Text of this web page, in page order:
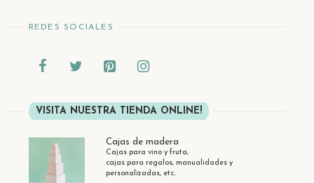
REDES SOCIALES
VISITA NUESTRA TIENDA ONLINE!
Cajas de madera
Cajas para vino y fruta,
cajas para regalos, manualidades y
personalizadas, etc..